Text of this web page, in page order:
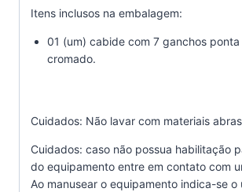
Itens inclusos na embalagem:
01 (um) cabide com 7 ganchos ponta
cromado.
Cuidados: Não lavar com materiais
Cuidados: caso não possua habilitação
do equipamento entre em contato com
Ao manusear o equipamento indica-se o